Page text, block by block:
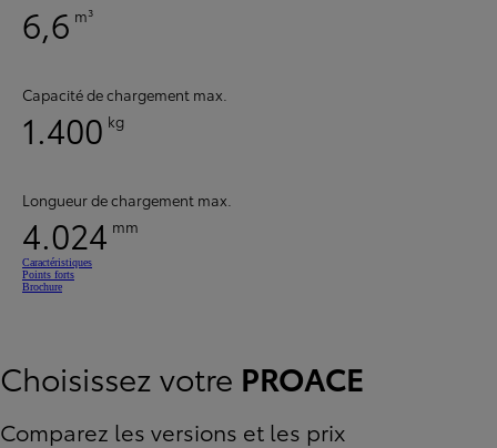
6,6 m³
Capacité de chargement max.
1.400 kg
Longueur de chargement max.
4.024 mm
Caractéristiques
Points forts
Brochure
Choisissez votre PROACE
Comparez les versions et les prix